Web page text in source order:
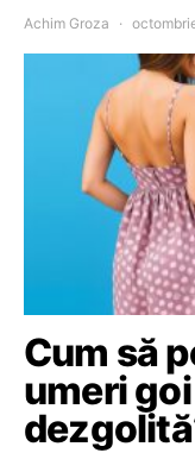
Achim Groza
Cum să
umeri